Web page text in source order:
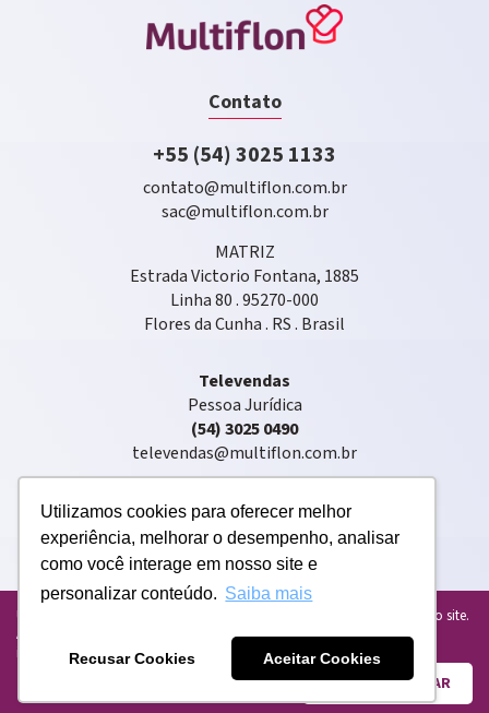
Utilizamos cookies para oferecer melhor
experiência, melhorar o desempenho, analisar
como você interage em nosso site e
personalizar conteúdo. Saiba mais
Recusar Cookies Aceitar Cookies
Contato
+55 (54) 3025 1133
contato@multiflon.com.br
sac@multiflon.com.br
MATRIZ
Estrada Victorio Fontana, 1885
Linha 80 . 95270-000
Flores da Cunha . RS . Brasil
Televendas
Pessoa Jurídica
(54) 3025 0490
televendas@multiflon.com.br
Copyright © 2020 . Multiflon® . Todos os direitos reservados
Usamos cookies para personalizar e melhorar sua experiência em nosso site.
Ao usar o nosso site, você concorda com o uso de cookies. Para mais
informações, leia nossaPolítica de Privacidade atualizada.
ENTENDI E FECHAR